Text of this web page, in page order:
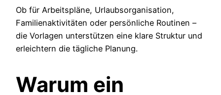
Ob für Arbeitspläne, Urlaubsorganisation,
Familienaktivitäten oder persönliche Routinen –
die Vorlagen unterstützen eine klare Struktur und
erleichtern die tägliche Planung.
Warum ein